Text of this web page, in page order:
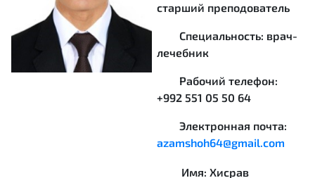
старший преподователь
Специальность: врач-
лечебник
Рабочий телефон:
+992 551 05 50 64
Электронная почта:
azamshoh64@gmail.com
Имя: Хисрав